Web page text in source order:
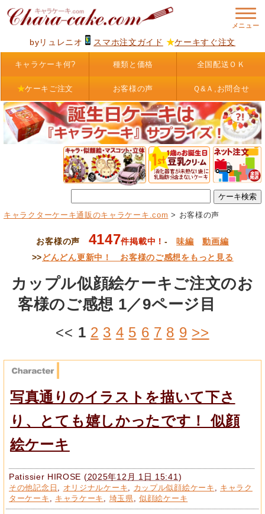
byリュレニオ スマホ注文ガイド ★ケーキすぐ注文
キャラケーキ何? 種類と価格 全国配送ＯＫ
★ケーキご注文 お客様の声 Ｑ&Ａ,お問合せ
キャラクターケーキ通販のキャラケーキ.com > お客様の声
お客様の声 4147件掲載中！ - 味編
動画編
>>どんどん更新中！ お客様のご感想をもっと見る
カップル似顔絵ケーキご注文のお
客様のご感想 1／9ページ目
<< 1 2 3 4 5 6 7 8 9 >>
写真通りのイラストを描いて下さ
り、とても嬉しかったです！ 似顔
絵ケーキ
Patissier HIROSE (2025年12月 1日 15:41 )
その他記念日 オリジナルケーキ カップル似顔絵ケーキ
キャラク
ターケーキ
キャラケーキ 埼玉県 ,似顔絵ケーキ